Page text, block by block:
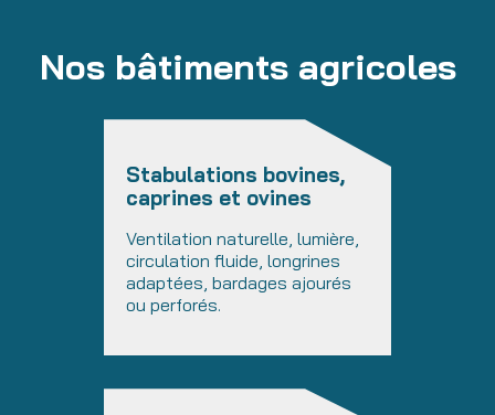
Nos bâtiments agricoles
Stabulations bovines,
caprines et ovines
Ventilation naturelle, lumière,
circulation fluide, longrines
adaptées, bardages ajourés
ou perforés.